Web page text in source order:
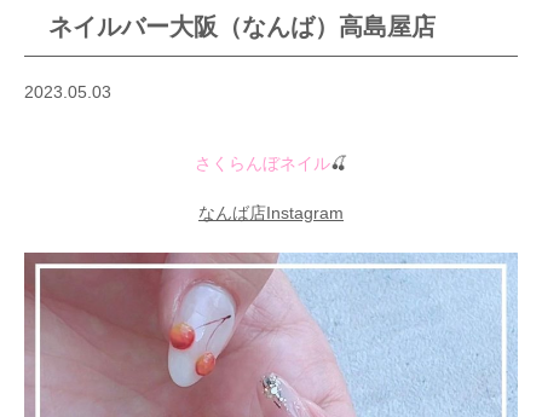
ネイルバー大阪（なんば）高島屋店
2023.05.03
さくらんぼネイル🍒
なんば店Instagram